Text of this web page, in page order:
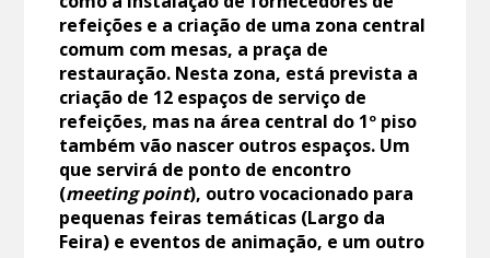
refeições e a criação de uma zona central
comum com mesas, a praça de
restauração. Nesta zona, está prevista a
criação de 12 espaços de serviço de
refeições, mas na área central do 1º piso
também vão nascer outros espaços. Um
que servirá de ponto de encontro
(meeting point), outro vocacionado para
pequenas feiras temáticas (Largo da
Feira) e eventos de animação, e um outro